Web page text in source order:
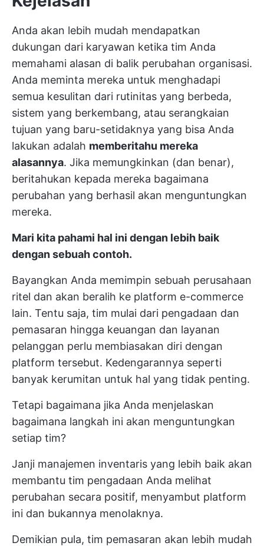
Anda akan lebih mudah mendapatkan
dukungan dari karyawan ketika tim Anda
memahami alasan di balik perubahan organisasi.
Anda meminta mereka untuk menghadapi
semua kesulitan dari rutinitas yang berbeda,
sistem yang berkembang, atau serangkaian
tujuan yang baru-setidaknya yang bisa Anda
lakukan adalah memberitahu mereka
alasannya. Jika memungkinkan (dan benar),
beritahukan kepada mereka bagaimana
perubahan yang berhasil akan menguntungkan
mereka.
Mari kita pahami hal ini dengan lebih baik
dengan sebuah contoh.
Bayangkan Anda memimpin sebuah perusahaan
ritel dan akan beralih ke platform e-commerce
lain. Tentu saja, tim mulai dari pengadaan dan
pemasaran hingga keuangan dan layanan
pelanggan perlu membiasakan diri dengan
platform tersebut. Kedengarannya seperti
banyak kerumitan untuk hal yang tidak penting.
Tetapi bagaimana jika Anda menjelaskan
bagaimana langkah ini akan menguntungkan
setiap tim?
Janji manajemen inventaris yang lebih baik akan
membantu tim pengadaan Anda melihat
perubahan secara positif, menyambut platform
ini dan bukannya menolaknya.
Demikian pula, tim pemasaran akan lebih mudah